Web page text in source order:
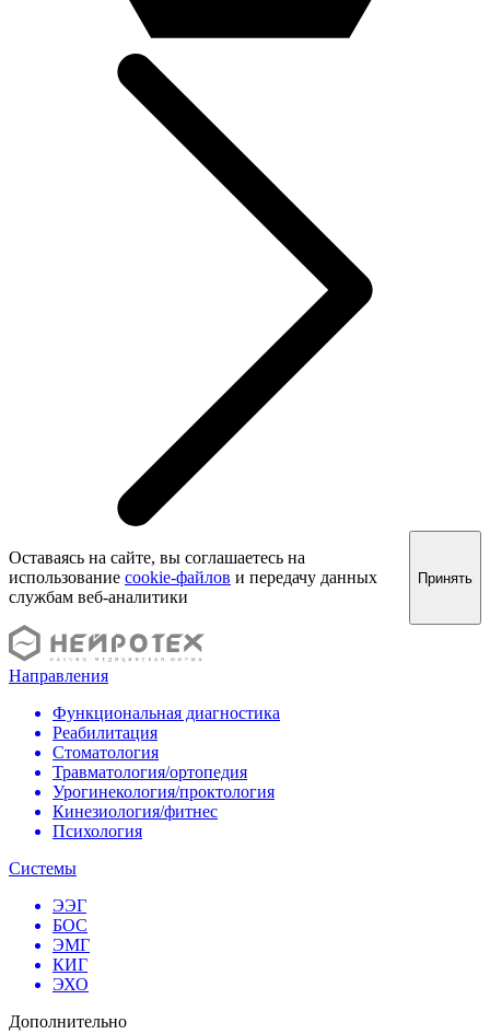
Оставаясь на сайте, вы соглашаетесь на
использование cookie-файлов и передачу данных
службам веб-аналитики
Принять
Направления
Функциональная диагностика
Реабилитация
Стоматология
Травматология/ортопедия
Урогинекология/проктология
Кинезиология/фитнес
Психология
Системы
ЭЭГ
БОС
ЭМГ
КИГ
ЭХО
Дополнительно